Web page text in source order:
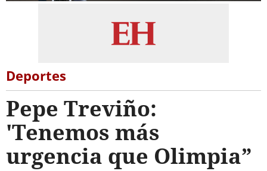
Deportes
Pepe Treviño:
'Tenemos más
urgencia que Olimpia”